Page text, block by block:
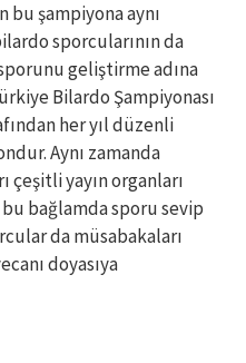
bu şampiyona aynı
sporcularının da
geliştirme adına
Bilardo Şampiyonası
her yıl düzenli
Aynı zamanda
çeşitli yayın organları
bağlamda sporu sevip
da müsabakaları
doyasıya